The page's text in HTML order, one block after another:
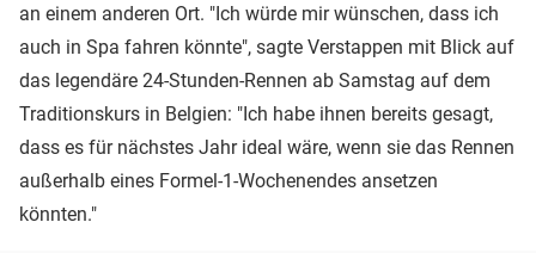
an einem anderen Ort. "Ich würde mir wünschen, dass ich
auch in Spa fahren könnte", sagte Verstappen mit Blick auf
das legendäre 24-Stunden-Rennen ab Samstag auf dem
Traditionskurs in Belgien: "Ich habe ihnen bereits gesagt,
dass es für nächstes Jahr ideal wäre, wenn sie das Rennen
außerhalb eines Formel-1-Wochenendes ansetzen
könnten."